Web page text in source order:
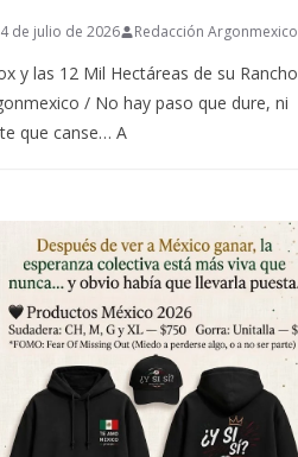
de julio de 2026 Redacción Argonmexico
y las 12 Mil Hectáreas de su Rancho
/ No hay paso que dure, ni
que canse… A